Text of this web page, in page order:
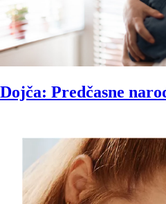
Dojča: Predčasne